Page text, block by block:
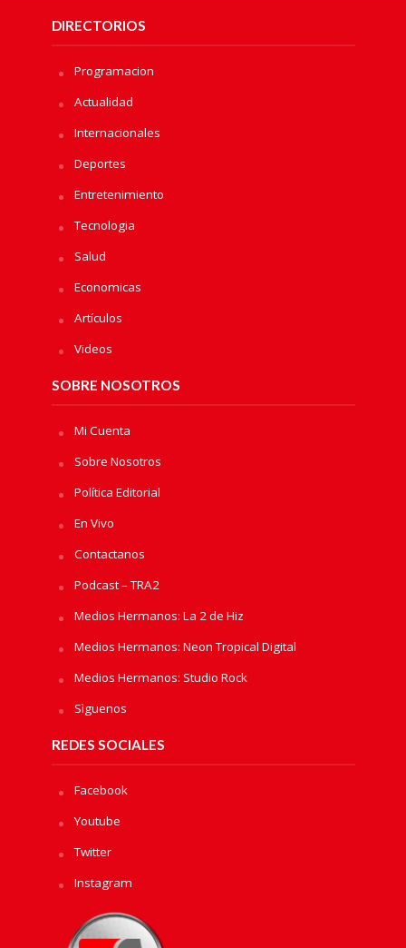
DIRECTORIOS
Programacion
Actualidad
Internacionales
Deportes
Entretenimiento
Tecnologia
Salud
Economicas
Artículos
Videos
SOBRE NOSOTROS
Mi Cuenta
Sobre Nosotros
Política Editorial
En Vivo
Contactanos
Podcast – TRA2
Medios Hermanos: La 2 de Hiz
Medios Hermanos: Neon Tropical Digital
Medios Hermanos: Studio Rock
Sìguenos
REDES SOCIALES
Facebook
Youtube
Twitter
Instagram